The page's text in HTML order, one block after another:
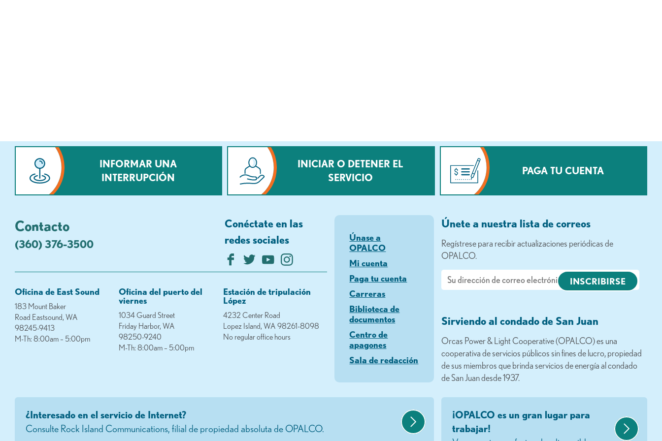
INFORMAR UNA
INTERRUPCIÓN
INICIAR O DETENER EL
SERVICIO
PAGA TU CUENTA
Contacto
(360) 376-3500
Conéctate en las
redes sociales
Oficina de East Sound
183 Mount Baker
Road Eastsound, WA
98245-9413
M-Th: 8:00am – 5:00pm
Oficina del puerto del
viernes
1034 Guard Street
Friday Harbor, WA
98250-9240
M-Th: 8:00am – 5:00pm
Estación de tripulación
López
4232 Center Road
Lopez Island, WA 98261-8098
No regular office hours
Únase a
OPALCO
Mi cuenta
Paga tu cuenta
Carreras
Biblioteca de
documentos
Centro de
apagones
Sala de redacción
Únete a nuestra lista de correos
Regístrese para recibir actualizaciones periódicas de
OPALCO.
Correo
electrónico
Sirviendo al condado de San Juan
Orcas Power & Light Cooperative (OPALCO) es una
cooperativa de servicios públicos sin fines de lucro, propiedad
de sus miembros que brinda servicios de energía al condado
de San Juan desde 1937.
¿Interesado en el servicio de Internet?
Consulte Rock Island Communications, filial de propiedad absoluta de OPALCO.
¡OPALCO es un gran lugar para
trabajar!